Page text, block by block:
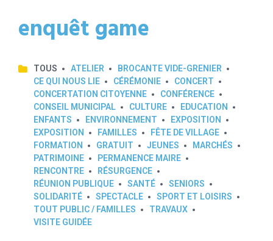
enquêt game
TOUS ATELIER
BROCANTE VIDE-GRENIER
CE QUI NOUS LIE
CÉRÉMONIE
CONCERT
CONCERTATION CITOYENNE
CONFÉRENCE
CONSEIL MUNICIPAL
CULTURE
EDUCATION
ENFANTS
ENVIRONNEMENT
EXPOSITION
EXPOSITION
FAMILLES
FÊTE DE VILLAGE
FORMATION
GRATUIT JEUNES
MARCHÉS
PATRIMOINE
PERMANENCE MAIRE
RENCONTRE
RÉSURGENCE
RÉUNION PUBLIQUE
SANTÉ
SENIORS
SOLIDARITÉ
SPECTACLE
SPORT ET LOISIRS
TOUT PUBLIC / FAMILLES
TRAVAUX
VISITE GUIDÉE